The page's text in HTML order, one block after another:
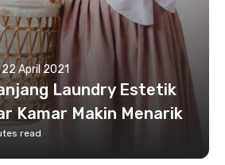
22 April 2021
Laundry Estetik
Kamar Makin Menarik
read